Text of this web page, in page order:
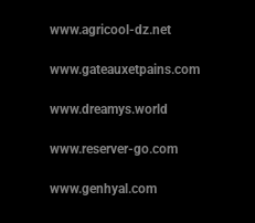
www.agricool-dz.net
www.gateauxetpains.com
www.dreamys.world
www.reserver-go.com
www.genhyal.com